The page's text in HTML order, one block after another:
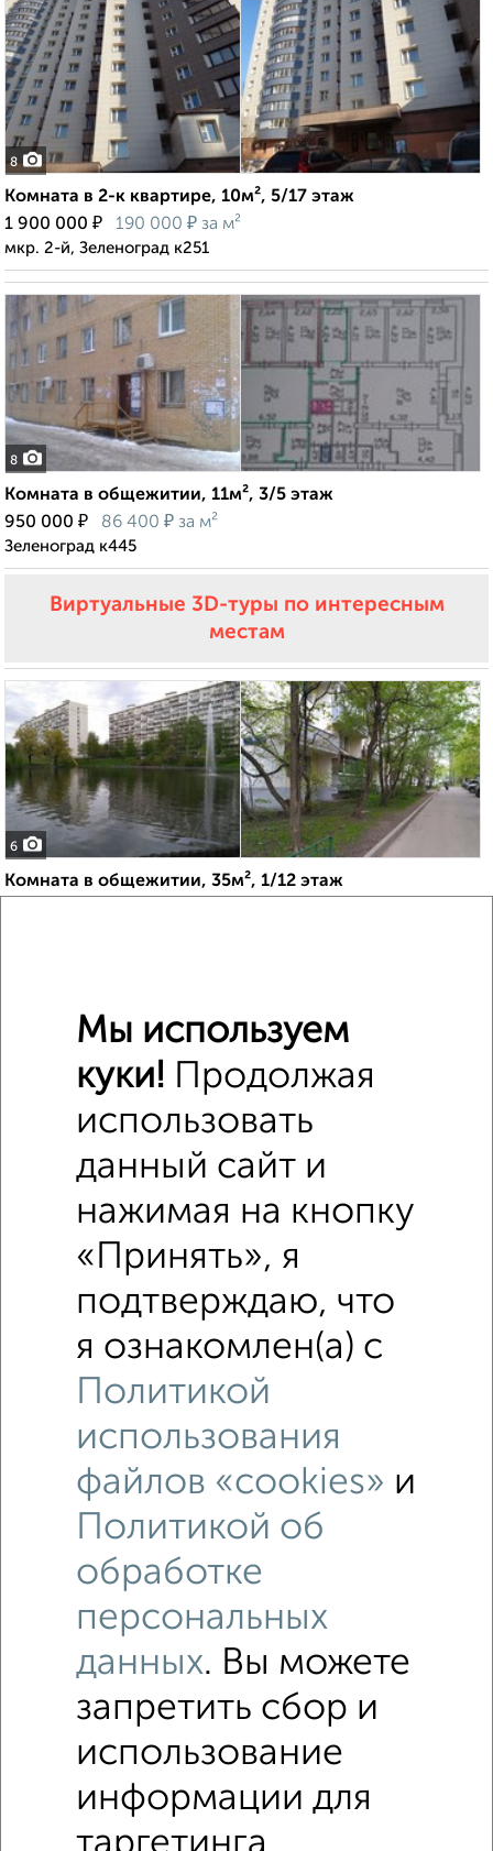
8
Комната в 2-к квартире, 10м², 5/17 этаж
1 900 000 ₽ 190 000 ₽ за м²
мкр. 2-й, Зеленоград к251
8
Комната в общежитии, 11м², 3/5 этаж
950 000 ₽ 86 400 ₽ за м²
Зеленоград к445
Виртуальные 3D-туры по интересным
местам
6
Комната в общежитии, 35м², 1/12 этаж
Комната в 3-к квартире, 11м², 1/12 этаж
мкр. 1-й, Зеленоград к158
Комната в 4-к квартире, 12м², 1/5 этаж
1 100 000₽ 91 700₽за м²
Центральная 35
Комната в 3-к квартире, 18м², 6/12 этаж
97 300
мкр. 1-й, Зеленоград к158
Мы используем
куки! Продолжая
использовать
данный сайт и
нажимая на кнопку
«Принять», я
подтверждаю, что
я ознакомлен(а) с
Политикой
использования
файлов «cookies» и
Политикой об
обработке
персональных
данных. Вы можете
запретить сбор и
использование
информации для